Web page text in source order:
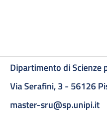
Dipartimento di Scienze
Via Serafini, 3 - 56126
master-sru@sp.unipi.it